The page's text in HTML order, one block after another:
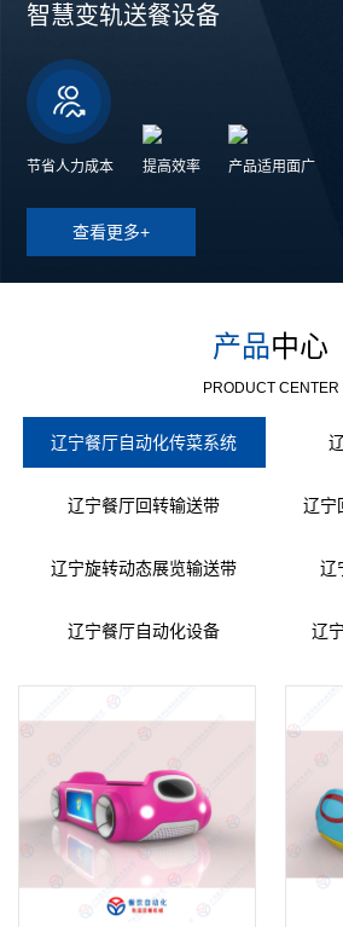
智慧变轨送餐设备
节省人力成本 提高效率 产品适用面广
查看更多+
产品中心
PRODUCT CENTER
辽宁餐厅自动化传菜系统
辽宁餐厅回转输送带 辽宁
辽宁旋转动态展览输送带 辽
辽宁餐厅自动化设备 辽